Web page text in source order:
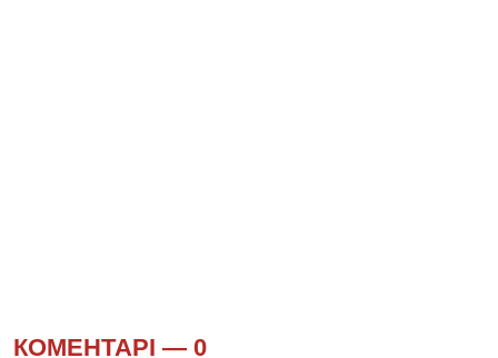
КОМЕНТАРІ — 0